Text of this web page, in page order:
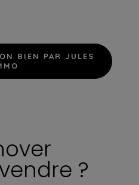
BIEN PAR JULES
?